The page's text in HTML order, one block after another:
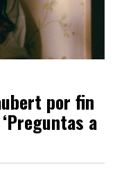
por fin
a